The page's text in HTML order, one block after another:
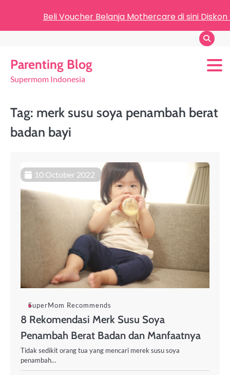
Parenting Blog
Supermom Indonesia
Tag: merk susu soya penambah berat
badan bayi
10 October 2022
SuperMom Recommends
8 Rekomendasi Merk Susu Soya
Penambah Berat Badan dan Manfaatnya
Tidak sedikit orang tua yang mencari merek susu soya
penambah…
Beli Voucher Belanja Mothercare di sini Diskon